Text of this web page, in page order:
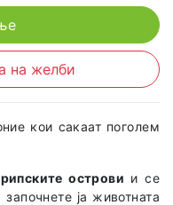
на желби
кои сакаат поголем
острови и се
ја животната